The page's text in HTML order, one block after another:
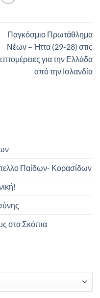
Παγκόσμιο Πρωτάθλημα
Νέων – Ήττα (29-28) στις
για την Ελλάδα
από την Ισλανδία
Παίδων- Κορασίδων
στα Σκόπια